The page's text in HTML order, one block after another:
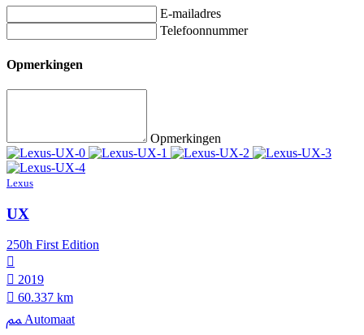
E-mailadres
Telefoonnummer
Opmerkingen
Opmerkingen
Lexus
UX
250h First Edition
2019
60.337 km
Automaat